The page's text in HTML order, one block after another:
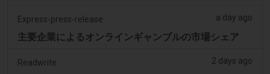
Express-press-release a day ago
主要企業によるオンラインギャンブルの市場シェア
Readwrite 2 days ago